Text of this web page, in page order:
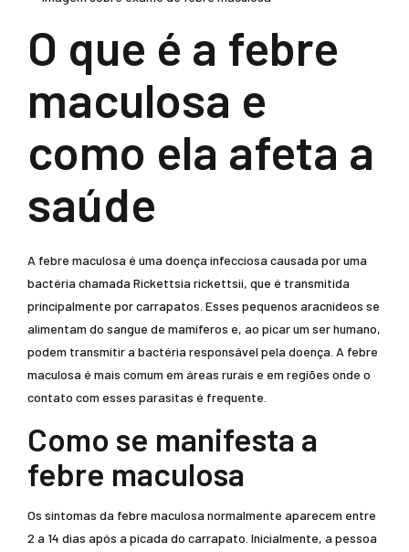
O que é a febre
maculosa e
como ela afeta a
saúde
A febre maculosa é uma doença infecciosa causada por uma
bactéria chamada Rickettsia rickettsii, que é transmitida
principalmente por carrapatos. Esses pequenos aracnídeos se
alimentam do sangue de mamíferos e, ao picar um ser humano,
podem transmitir a bactéria responsável pela doença. A febre
maculosa é mais comum em áreas rurais e em regiões onde o
contato com esses parasitas é frequente.
Como se manifesta a
febre maculosa
Os sintomas da febre maculosa normalmente aparecem entre
2 a 14 dias após a picada do carrapato. Inicialmente, a pessoa